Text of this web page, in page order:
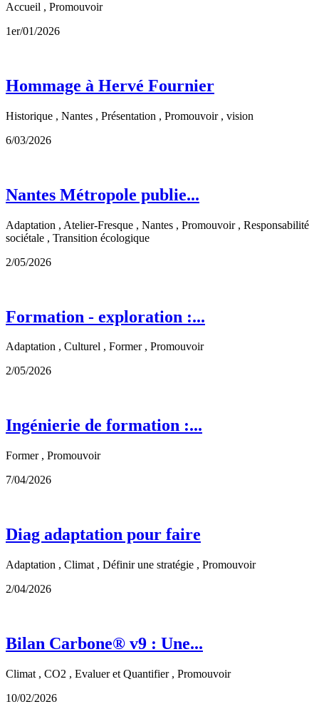
Accueil , Promouvoir
1er/01/2026
Hommage à Hervé Fournier
Historique , Nantes , Présentation , Promouvoir , vision
6/03/2026
Nantes Métropole publie...
Adaptation , Atelier-Fresque , Nantes , Promouvoir , Responsabilité
sociétale , Transition écologique
2/05/2026
Formation - exploration :...
Adaptation , Culturel , Former , Promouvoir
2/05/2026
Ingénierie de formation :...
Former , Promouvoir
7/04/2026
Diag adaptation pour faire
Adaptation , Climat , Définir une stratégie , Promouvoir
2/04/2026
Bilan Carbone® v9 : Une...
Climat , CO2 , Evaluer et Quantifier , Promouvoir
10/02/2026